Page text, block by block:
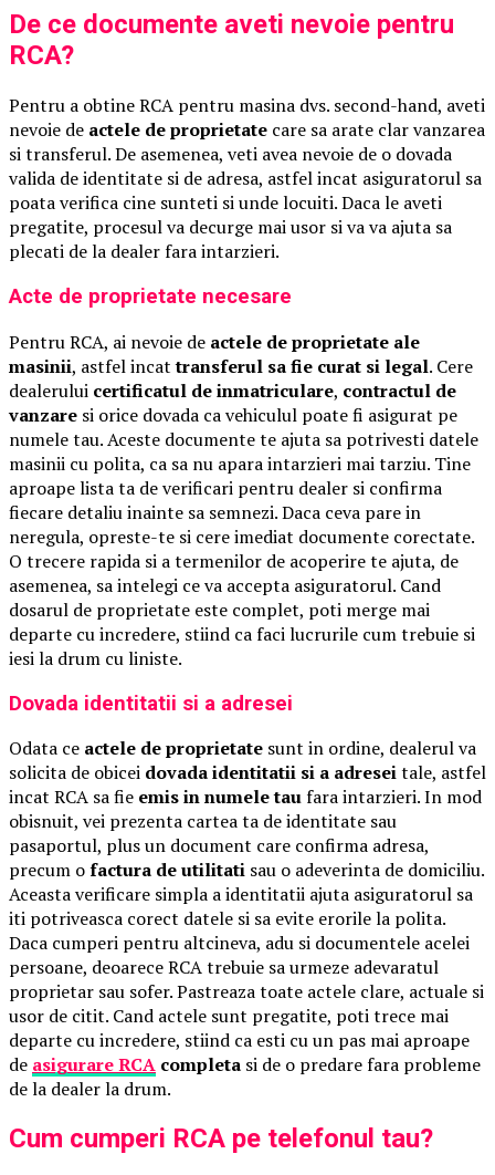
De ce documente aveti nevoie pentru
RCA?
Pentru a obtine RCA pentru masina dvs. second-hand, aveti
nevoie de actele de proprietate care sa arate clar vanzarea
si transferul. De asemenea, veti avea nevoie de o dovada
valida de identitate si de adresa, astfel incat asiguratorul sa
poata verifica cine sunteti si unde locuiti. Daca le aveti
pregatite, procesul va decurge mai usor si va va ajuta sa
plecati de la dealer fara intarzieri.
Acte de proprietate necesare
Pentru RCA, ai nevoie de actele de proprietate ale
masinii, astfel incattransferul sa fie curat si legal. Cere
dealerului certificatul de inmatriculare, contractul de
vanzare si orice dovada ca vehiculul poate fi asigurat pe
numele tau. Aceste documente te ajuta sa potrivesti datele
masinii cu polita, ca sa nu apara intarzieri mai tarziu. Tine
aproape lista ta de verificari pentru dealer si confirma
fiecare detaliu inainte sa semnezi. Daca ceva pare in
neregula, opreste-te si cere imediat documente corectate.
O trecere rapida si a termenilor de acoperire te ajuta, de
asemenea, sa intelegi ce va accepta asiguratorul. Cand
dosarul de proprietate este complet, poti merge mai
departe cu incredere, stiind ca faci lucrurile cum trebuie si
iesi la drum cu liniste.
Dovada identitatii si a adresei
Odata ce actele de proprietate sunt in ordine, dealerul va
solicita de obicei dovada identitatii si a adreseitale, astfel
incat RCA sa fie emis in numele taufara intarzieri. In mod
obisnuit, vei prezenta cartea ta de identitate sau
pasaportul, plus un document care confirma adresa,
precum ofactura de utilitati sau o adeverinta de domiciliu.
Aceasta verificare simpla a identitatii ajuta asiguratorul sa
iti potriveasca corect datele si sa evite erorile la polita.
Daca cumperi pentru altcineva, adu si documentele acelei
persoane, deoarece RCA trebuie sa urmeze adevaratul
proprietar sau sofer. Pastreaza toate actele clare, actuale si
usor de citit. Cand actele sunt pregatite, poti trece mai
departe cu incredere, stiind ca esti cu un pas mai aproape
de asigurare RCA completa si de o predare fara probleme
de la dealer la drum.
Cum cumperi RCA pe telefonul tau?